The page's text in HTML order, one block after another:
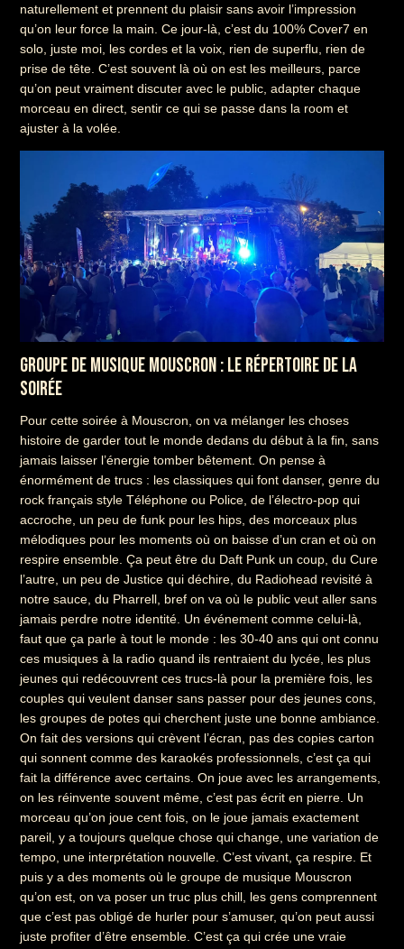
naturellement et prennent du plaisir sans avoir l’impression
qu’on leur force la main. Ce jour-là, c’est du 100% Cover7 en
solo, juste moi, les cordes et la voix, rien de superflu, rien de
prise de tête. C’est souvent là où on est les meilleurs, parce
qu’on peut vraiment discuter avec le public, adapter chaque
morceau en direct, sentir ce qui se passe dans la room et
ajuster à la volée.
GROUPE DE MUSIQUE MOUSCRON : LE RÉPERTOIRE DE LA
SOIRÉE
Pour cette soirée à Mouscron, on va mélanger les choses
histoire de garder tout le monde dedans du début à la fin, sans
jamais laisser l’énergie tomber bêtement. On pense à
énormément de trucs : les classiques qui font danser, genre du
rock français style Téléphone ou Police, de l’électro-pop qui
accroche, un peu de funk pour les hips, des morceaux plus
mélodiques pour les moments où on baisse d’un cran et où on
respire ensemble. Ça peut être du Daft Punk un coup, du Cure
l’autre, un peu de Justice qui déchire, du Radiohead revisité à
notre sauce, du Pharrell, bref on va où le public veut aller sans
jamais perdre notre identité. Un événement comme celui-là,
faut que ça parle à tout le monde : les 30-40 ans qui ont connu
ces musiques à la radio quand ils rentraient du lycée, les plus
jeunes qui redécouvrent ces trucs-là pour la première fois, les
couples qui veulent danser sans passer pour des jeunes cons,
les groupes de potes qui cherchent juste une bonne ambiance.
On fait des versions qui crèvent l’écran, pas des copies carton
qui sonnent comme des karaokés professionnels, c’est ça qui
fait la différence avec certains. On joue avec les arrangements,
on les réinvente souvent même, c’est pas écrit en pierre. Un
morceau qu’on joue cent fois, on le joue jamais exactement
pareil, y a toujours quelque chose qui change, une variation de
tempo, une interprétation nouvelle. C’est vivant, ça respire. Et
puis y a des moments où le groupe de musique Mouscron
qu’on est, on va poser un truc plus chill, les gens comprennent
que c’est pas obligé de hurler pour s’amuser, qu’on peut aussi
juste profiter d’être ensemble. C’est ça qui crée une vraie